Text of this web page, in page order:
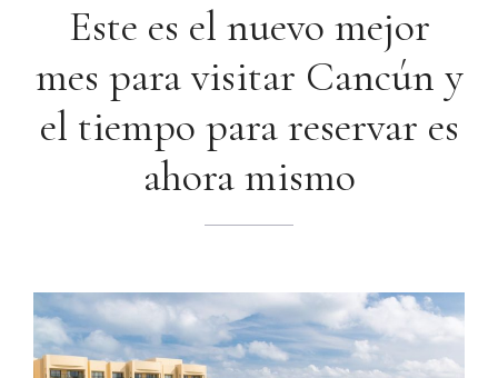
Este es el nuevo mejor
mes para visitar Cancún y
el tiempo para reservar es
ahora mismo